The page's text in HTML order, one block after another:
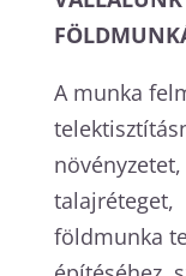
A munka
földmunka